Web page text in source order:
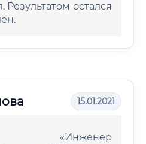
Результатом остался
15.01.2021